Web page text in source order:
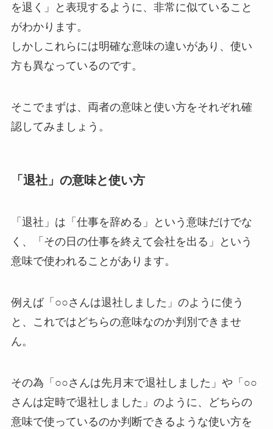
を退く」と表現するように、非常に似ていること
がわかります。
しかしこれらには明確な意味の違いがあり、使い
方も異なっているのです。
そこでまずは、両者の意味と使い方をそれぞれ確
認してみましょう。
「退社」の意味と使い方
「退社」は「仕事を辞める」という意味だけでな
く、「その日の仕事を終えて会社を出る」という
意味で使われることがあります。
例えば「○○さんは退社しました」のように使う
と、これではどちらの意味なのか判別できませ
ん。
その為「○○さんは先月末で退社しました」や「○○
さんは定時で退社しました」のように、どちらの
意味で使っているのか判断できるような使い方を